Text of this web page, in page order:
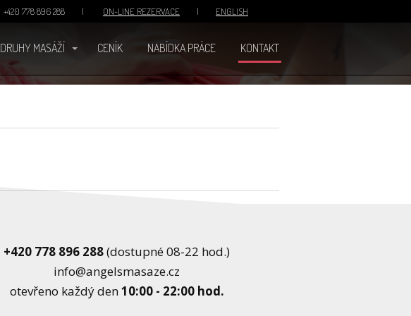
+420 778 896 288 | ON-LINE REZERVACE | ENGLISH
DRUHY MASÁŽÍ CENÍK NABÍDKA PRÁCE KONTAKT
+420 778 896 288(dostupné 08-22 hod.)
info@angelsmasaze.cz
otevřeno každý den10:00 - 22:00 hod.